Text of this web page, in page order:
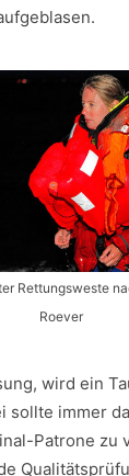
Rettungsweste
Roever
wird ein
sollte immer
Patrone zu